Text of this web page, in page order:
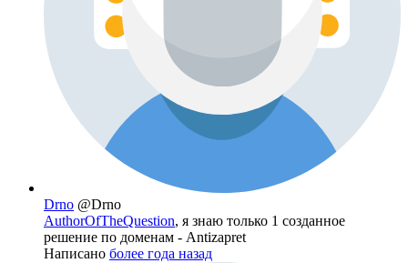
Drno @Drno
AuthorOfTheQuestion, я знаю только 1 созданное
решение по доменам - Antizapret
Написано более года назад